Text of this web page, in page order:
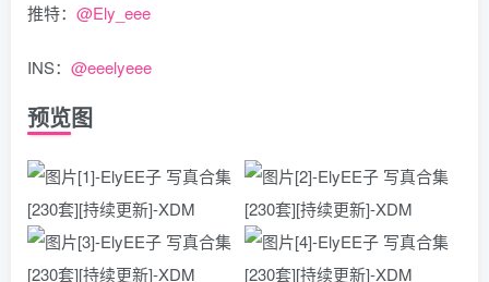
推特： @Ely_eee
INS： @eeelyeee
预览图